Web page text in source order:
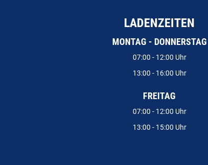
LADENZEITEN
MONTAG - DONNERSTAG
07:00 - 12:00 Uhr
13:00 - 16:00 Uhr
FREITAG
07:00 - 12:00 Uhr
13:00 - 15:00 Uhr